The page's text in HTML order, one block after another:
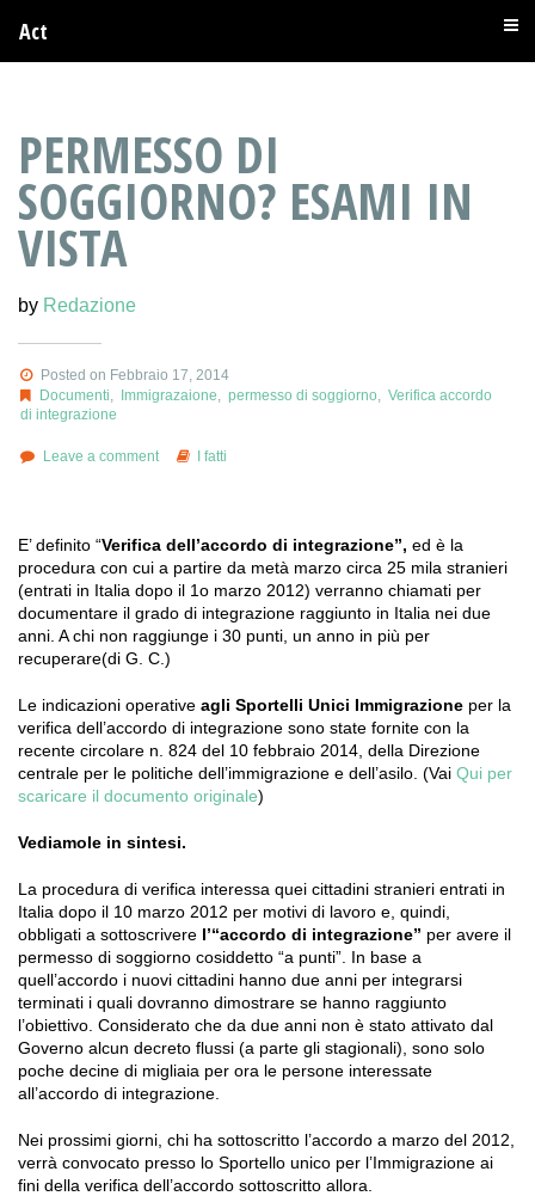
Act
PERMESSO DI
SOGGIORNO? ESAMI IN
VISTA
by Redazione
Posted on Febbraio 17, 2014
Documenti
Immigrazaione permesso di soggiorno
Verifica accordo
di integrazione
Leave a comment I fatti
E’ definito “Verifica dell’accordo di integrazione”, ed è la
procedura con cui a partire da metà marzo circa 25 mila stranieri
(entrati in Italia dopo il 1o marzo 2012) verranno chiamati per
documentare il grado di integrazione raggiunto in Italia nei due
anni. A chi non raggiunge i 30 punti, un anno in più per
recuperare(di G. C.)
Le indicazioni operative agli Sportelli Unici Immigrazione per la
verifica dell’accordo di integrazione sono state fornite con la
recente circolare n. 824 del 10 febbraio 2014, della Direzione
centrale per le politiche dell’immigrazione e dell’asilo. (Vai Qui per
scaricare il documento originale)
Vediamole in sintesi.
La procedura di verifica interessa quei cittadini stranieri entrati in
Italia dopo il 10 marzo 2012 per motivi di lavoro e, quindi,
obbligati a sottoscrivere l’“accordo di integrazione” per avere il
permesso di soggiorno cosiddetto “a punti”. In base a
quell’accordo i nuovi cittadini hanno due anni per integrarsi
terminati i quali dovranno dimostrare se hanno raggiunto
l’obiettivo. Considerato che da due anni non è stato attivato dal
Governo alcun decreto flussi (a parte gli stagionali), sono solo
poche decine di migliaia per ora le persone interessate
all’accordo di integrazione.
Nei prossimi giorni, chi ha sottoscritto l’accordo a marzo del 2012,
verrà convocato presso lo Sportello unico per l’Immigrazione ai
fini della verifica dell’accordo sottoscritto allora.